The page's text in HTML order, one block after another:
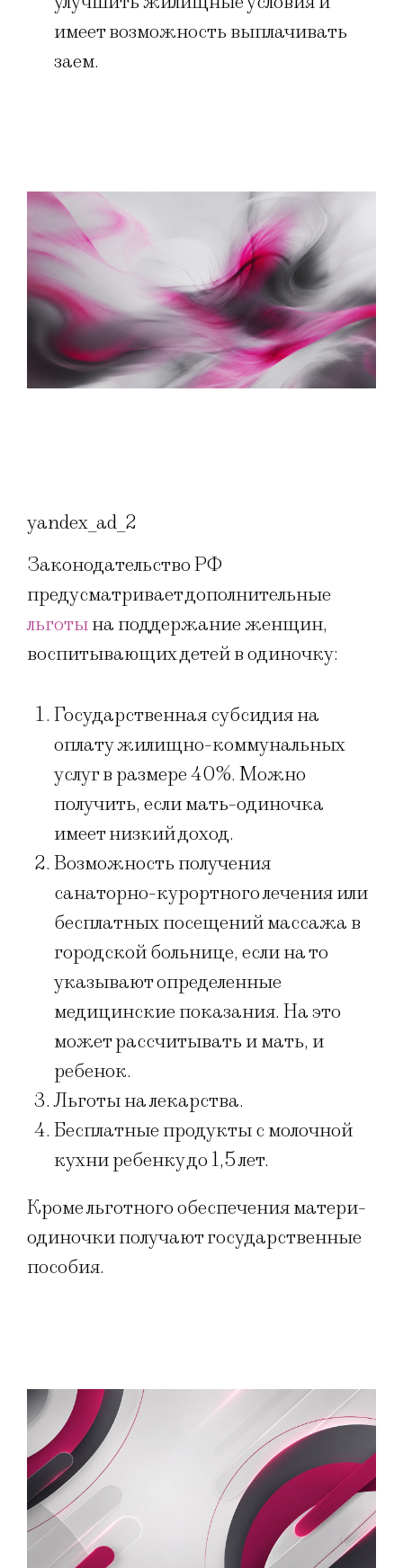
имеет возможность выплачивать
заем.
yandex_ad_2
Законодательство РФ
предусматривает дополнительные
льготына поддержание женщин,
воспитывающих детей в одиночку:
Государственная субсидия на
оплату жилищно-коммунальных
услуг в размере 40%. Можно
получить, если мать-одиночка
имеет низкий доход.
Возможность получения
санаторно-курортного лечения или
бесплатных посещений массажа в
городской больнице, если на то
указывают определенные
медицинские показания. На это
может рассчитывать и мать, и
ребенок.
Льготы на лекарства.
Бесплатные продукты с молочной
кухни ребенку до 1,5 лет.
Кроме льготного обеспечения матери-
одиночки получают государственные
пособия.